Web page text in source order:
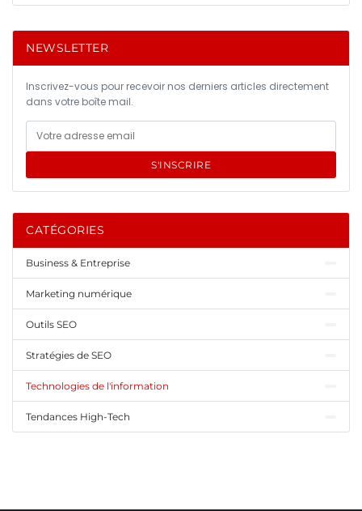
NEWSLETTER
Inscrivez-vous pour recevoir nos derniers articles directement
dans votre boîte mail.
S'INSCRIRE
CATÉGORIES
Business & Entreprise
Marketing numérique
Outils SEO
Stratégies de SEO
Technologies de l'information
Tendances High-Tech